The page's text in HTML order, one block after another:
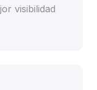
visibilidad